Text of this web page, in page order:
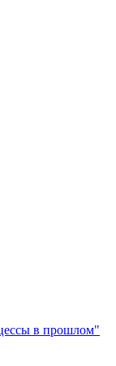
в прошлом"